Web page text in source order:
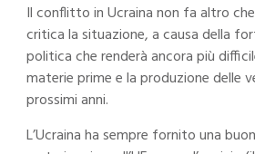
Il conflitto in Ucraina non fa altro
critica la situazione, a causa della
politica che renderà ancora più
materie prime e la produzione delle
prossimi anni.
L’Ucraina ha sempre fornito una